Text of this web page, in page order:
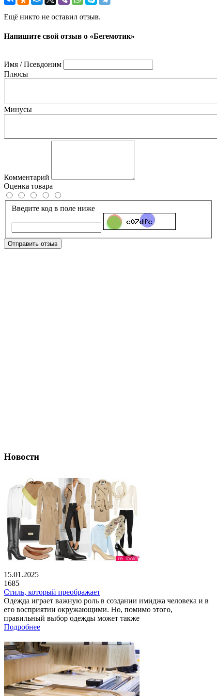
Ещё никто не оставил отзыв.
Напишите свой отзыв о «Бегемотик»
Имя / Псевдоним
Плюсы
Минусы
Комментарий
Оценка товара
Введите код в поле ниже
Отправить отзыв
Новости
15.01.2025
1685
Стиль, который преображает
Одежда играет важную роль в создании имиджа человека и в
его восприятии окружающими. Но, помимо этого,
правильный выбор одежды может также
Подробнее